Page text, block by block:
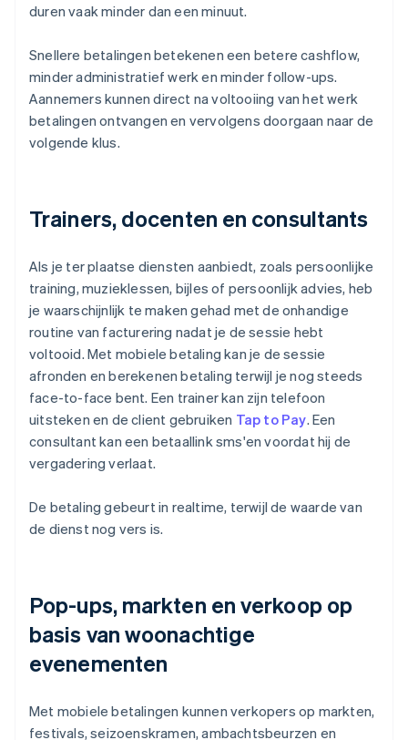
duren vaak minder dan een minuut.
Snellere betalingen betekenen een betere cashflow,
minder administratief werk en minder follow-ups.
Aannemers kunnen direct na voltooiing van het werk
betalingen ontvangen en vervolgens doorgaan naar de
volgende klus.
Trainers, docenten en consultants
Als je ter plaatse diensten aanbiedt, zoals persoonlijke
training, muzieklessen, bijles of persoonlijk advies, heb
je waarschijnlijk te maken gehad met de onhandige
routine van facturering nadat je de sessie hebt
voltooid. Met mobiele betaling kan je de sessie
afronden en berekenen betaling terwijl je nog steeds
face-to-face bent. Een trainer kan zijn telefoon
uitsteken en de client gebruiken Tap to Pay. Een
consultant kan een betaallink sms'en voordat hij de
vergadering verlaat.
De betaling gebeurt in realtime, terwijl de waarde van
de dienst nog vers is.
Pop-ups, markten en verkoop op
basis van woonachtige
evenementen
Met mobiele betalingen kunnen verkopers op markten,
festivals, seizoenskramen, ambachtsbeurzen en